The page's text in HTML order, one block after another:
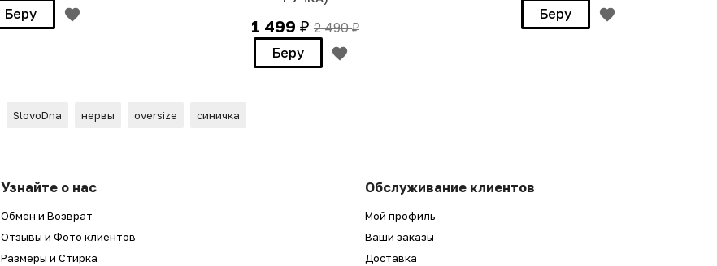
Беру
1 499 ₽ 2 490₽
Беру
Беру
SlovoDna нервы oversize синичка
Узнайте о нас
Обмен и Возврат
Отзывы и Фото клиентов
Размеры и Стирка
Обслуживание клиентов
Мой профиль
Ваши заказы
Доставка